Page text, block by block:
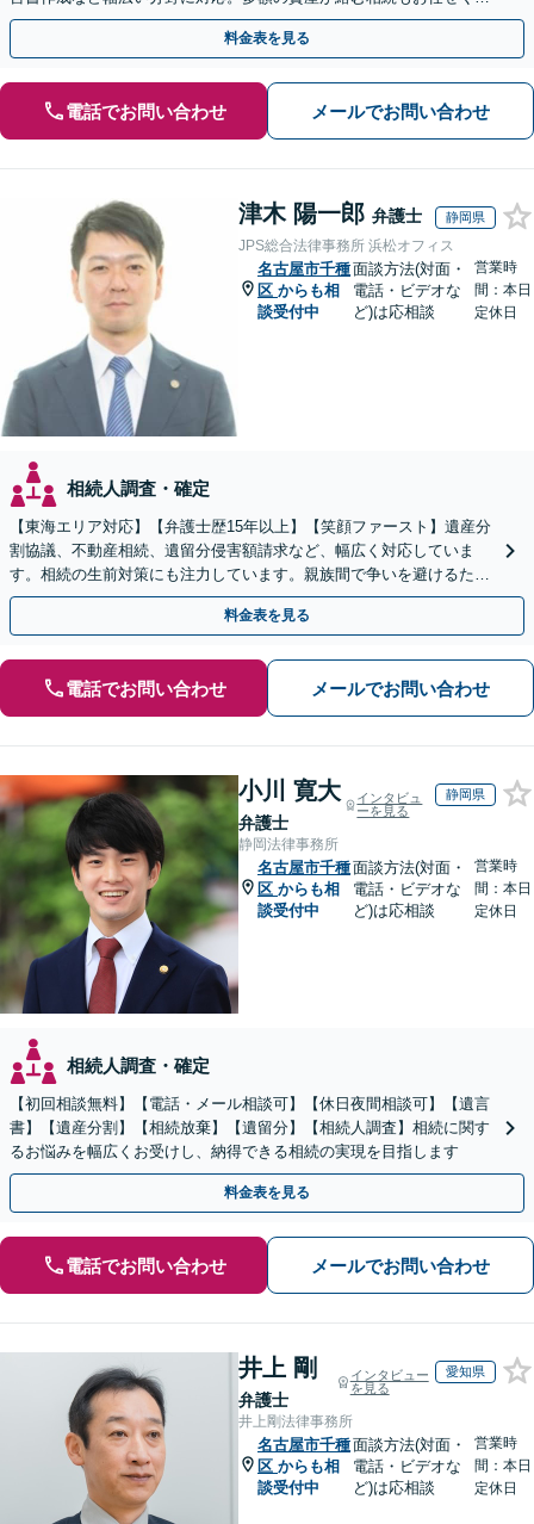
さい。【夜間・休日の相談可能】【駐車場完備】
料金表を見る
電話でお問い合わせ メールでお問い合わせ
津木 陽一郎 弁護士 静岡県
JPS総合法律事務所 浜松オフィス
名古屋市千種
区 からも相
談受付中
面談方法(対面・
電話・ビデオな
ど)は応相談
営業時
間：本日
定休日
相続人調査・確定
【東海エリア対応】【弁護士歴15年以上】【笑顔ファースト】遺産分
割協議、不動産相続、遺留分侵害額請求など、幅広く対応していま
す。相続の生前対策にも注力しています。親族間で争いを避けるため
にも、お早めにご相談ください。【初回面談無料】
料金表を見る
電話でお問い合わせ メールでお問い合わせ
小川 寛大
弁護士
インタビュ
ーを見る
静岡県
静岡法律事務所
名古屋市千種
区 からも相
談受付中
面談方法(対面・
電話・ビデオな
ど)は応相談
営業時
間：本日
定休日
相続人調査・確定
【初回相談無料】【電話・メール相談可】【休日夜間相談可】【遺言
書】【遺産分割】【相続放棄】【遺留分】【相続人調査】相続に関す
るお悩みを幅広くお受けし、納得できる相続の実現を目指します
料金表を見る
電話でお問い合わせ メールでお問い合わせ
井上 剛
弁護士
インタビュー
を見る
愛知県
井上剛法律事務所
名古屋市千種
区 からも相
談受付中
面談方法(対面・
電話・ビデオな
ど)は応相談
営業時
間：本日
定休日